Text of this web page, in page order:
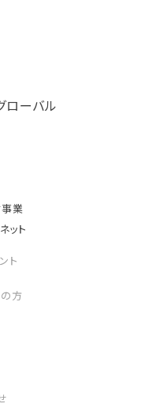
ローバル
業
ット
ト
方